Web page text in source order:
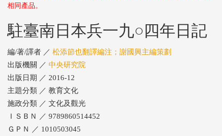
相同產品。
駐臺南日本兵一九○四年日記
編/著/譯者 ／ 松添節也翻譯編注；謝國興主編策劃
出版機關 ／ 中央研究院
出版日期 ／ 2016-12
主題分類 ／ 教育文化
施政分類 ／ 文化及觀光
ＩＳＢＮ ／ 9789860514452
ＧＰＮ ／ 1010503045